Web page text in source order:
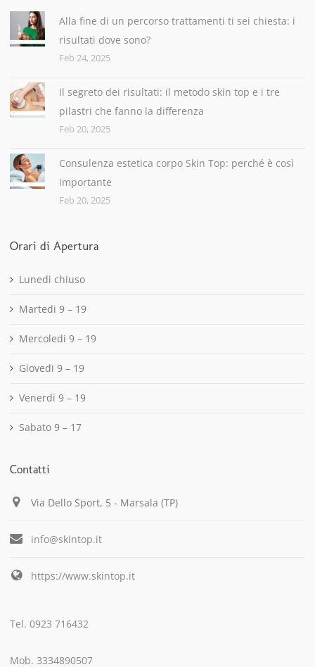
Alla fine di un percorso trattamenti ti sei chiesta: i
risultati dove sono?
Feb 24, 2025
Il segreto dei risultati: il metodo skin top e i tre
pilastri che fanno la differenza
Feb 20, 2025
Consulenza estetica corpo Skin Top: perché è così
importante
Feb 20, 2025
Orari di Apertura
Lunedi chiuso
Martedi 9 – 19
Mercoledi 9 – 19
Giovedi 9 – 19
Venerdi 9 – 19
Sabato 9 – 17
Contatti
Via Dello Sport, 5 - Marsala (TP)
info@skintop.it
https://www.skintop.it
Tel. 0923 716432
Mob. 3334890507